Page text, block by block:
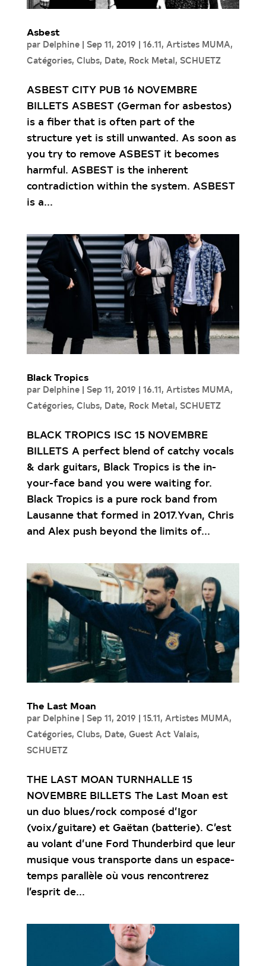
Asbest
par Delphine| Sep 11, 2019 | 16.11, Artistes MUMA,
Catégories, Clubs, Date, Rock Metal, SCHUETZ
ASBEST CITY PUB 16 NOVEMBRE
BILLETS ASBEST (German for asbestos)
is a fiber that is often part of the
structure yet is still unwanted. As soon as
you try to remove ASBEST it becomes
harmful. ASBEST is the inherent
contradiction within the system. ASBEST
is a...
Black Tropics
par Delphine| Sep 11, 2019 | 16.11, Artistes MUMA,
Catégories, Clubs, Date, Rock Metal, SCHUETZ
BLACK TROPICS ISC 15 NOVEMBRE
BILLETS A perfect blend of catchy vocals
& dark guitars, Black Tropics is the in-
your-face band you were waiting for.
Black Tropics is a pure rock band from
Lausanne that formed in 2017.Yvan, Chris
and Alex push beyond the limits of...
The Last Moan
par Delphine| Sep 11, 2019 | 15.11, Artistes MUMA,
Catégories, Clubs, Date, Guest Act Valais,
SCHUETZ
THE LAST MOAN TURNHALLE 15
NOVEMBRE BILLETS The Last Moan est
un duo blues/rock composé d’Igor
(voix/guitare) et Gaëtan (batterie). C’est
au volant d’une Ford Thunderbird que leur
musique vous transporte dans un espace-
temps parallèle où vous rencontrerez
l’esprit de...